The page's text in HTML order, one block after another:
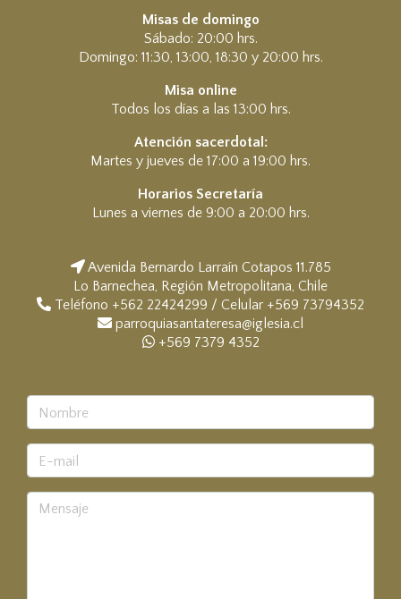
Misas de domingo
Sábado: 20:00 hrs.
Domingo: 11:30, 13:00, 18:30 y 20:00 hrs.
Misa online
Todos los días a las 13:00 hrs.
Atención sacerdotal:
Martes y jueves de 17:00 a 19:00 hrs.
Horarios Secretaría
Lunes a viernes de 9:00 a 20:00 hrs.
Avenida Bernardo Larraín Cotapos 11.785
Lo Barnechea, Región Metropolitana, Chile
Teléfono +562 22424299 / Celular +569 73794352
parroquiasantateresa@iglesia.cl
+569 7379 4352